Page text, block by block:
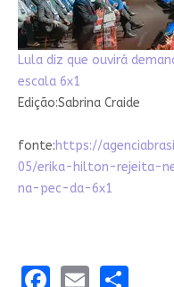
Lula diz que ouvirá
escala 6x1
Edição:Sabrina Craide
fonte:https://
05/erika-hilton-rejeita-
na-pec-da-6x1
Facebook
Email